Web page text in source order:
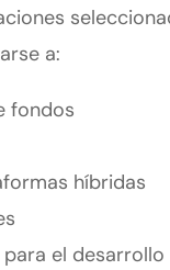
a:
fondos
híbridas
el desarrollo